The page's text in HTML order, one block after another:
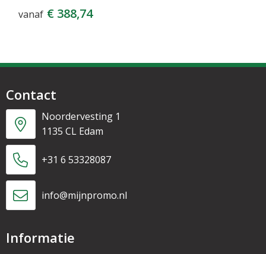
vanaf € 388,74
Contact
Noordervesting 1
1135 CL Edam
+31 6 53328087
info@mijnpromo.nl
Informatie